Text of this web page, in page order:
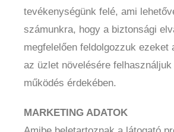
tevékenységünk felé, ami
számunkra, hogy a biztonsági
megfelelően feldolgozzuk ezeket
az üzlet növelésére
működés érdekében.
MARKETING ADATOK